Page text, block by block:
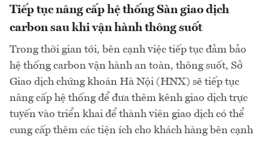
Tiếp tục nâng cấp hệ thống Sàn giao dịch
carbon sau khi vận hành thông suốt
Trong thời gian tới, bên cạnh việc tiếp tục đảm bảo
hệ thống carbon vận hành an toàn, thông suốt, Sở
Giao dịch chứng khoán Hà Nội (HNX) sẽ tiếp tục
nâng cấp hệ thống để đưa thêm kênh giao dịch trực
tuyến vào triển khai để thành viên giao dịch có thể
cung cấp thêm các tiện ích cho khách hàng bên cạnh